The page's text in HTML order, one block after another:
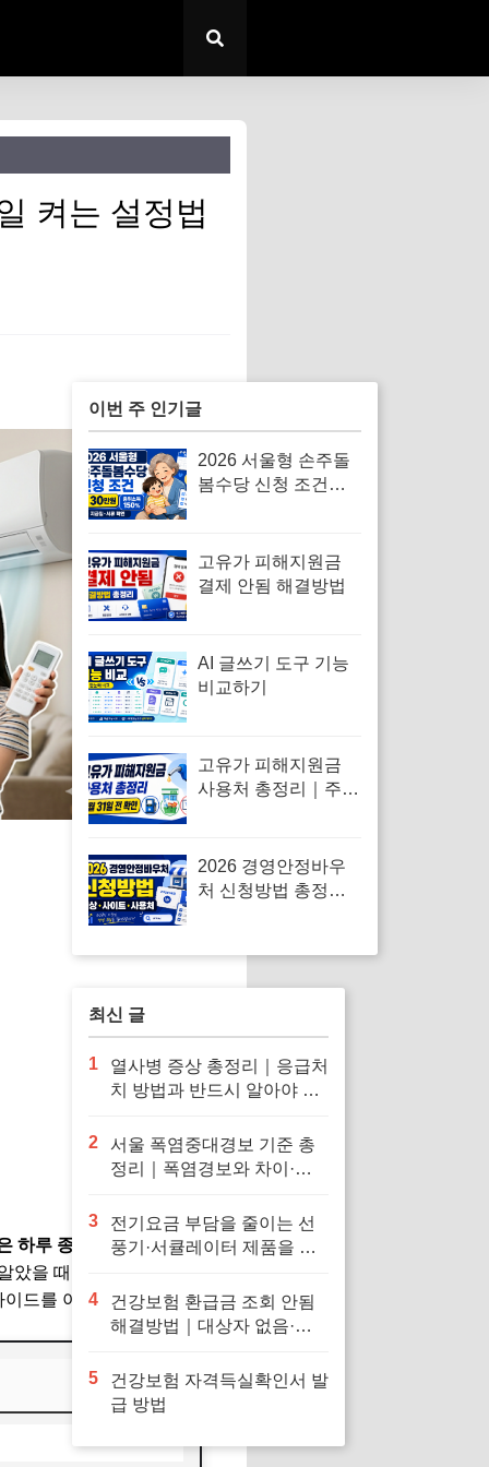
켜는 설정법
하루 종일 켜두는 것이 오히
을 때만 가능한 이야기입
드를 아낌없이 공개합니다.
이번 주 인기글
2026 서울형 손주돌
봄수당 신청 조건｜
고유가 피해지원금
결제 안됨 해결방법
AI 글쓰기 도구 기능
비교하기
고유가 피해지원금
사용처 총정리｜주유
2026 경영안정바우
처 신청방법 총정리
최신 글
1
열사병 증상 총정리｜응급처
치 방법과 반드시 알아야 할
2
서울 폭염중대경보 기준 총
정리｜폭염경보와 차이·행
3
전기요금 부담을 줄이는 선
풍기·서큘레이터 제품을 확
4
건강보험 환급금 조회 안됨
해결방법｜대상자 없음·신
5
건강보험 자격득실확인서 발
급 방법